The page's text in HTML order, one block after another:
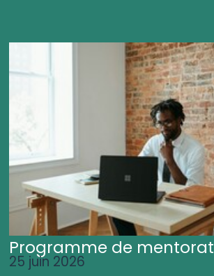
Programme de mentorat
25 juin 2026